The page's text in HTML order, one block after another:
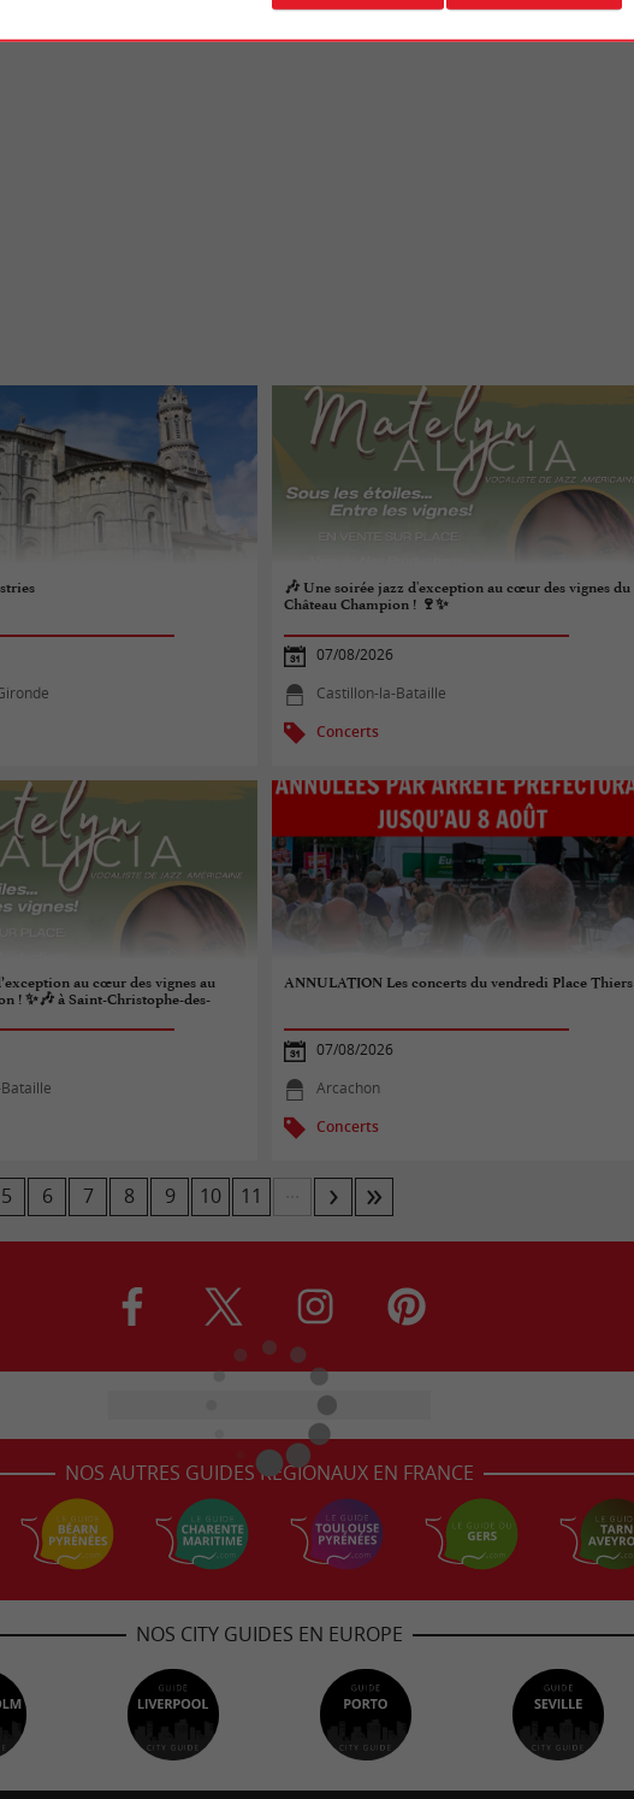
🎶 Une soirée jazz d'exception au cœur des vignes du
Château Champion ! 🍷✨
07/08/2026
Castillon-la-Bataille
Concerts
au cœur des vignes au
! ✨🎶 à Saint-Christophe-des-
ANNULATION Les concerts du vendredi Place Thiers
07/08/2026
Arcachon
Concerts
5 6 7 8 9 10 11
NOS AUTRES GUIDES RÉGIONAUX EN FRANCE
NOS CITY GUIDES EN EUROPE